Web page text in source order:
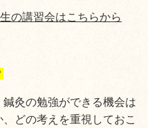
の講習会はこちらから
灸の勉強ができる機会は
どの考えを重視しておこ